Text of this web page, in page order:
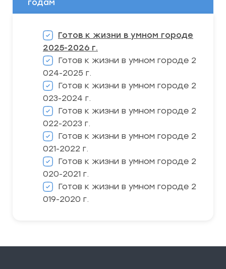
годам
Готов к жизни в умном городе
2025-2026 г.
Готов к жизни в умном городе 2
024-2025 г.
Готов к жизни в умном городе 2
023-2024 г.
Готов к жизни в умном городе 2
022-2023 г.
Готов к жизни в умном городе 2
021-2022 г.
Готов к жизни в умном городе 2
020-2021 г.
Готов к жизни в умном городе 2
019-2020 г.